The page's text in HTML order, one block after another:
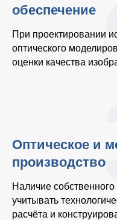
обеспечение
При проектировании
оптического
оценки качества
Оптическое и
производство
Наличие
учитывать
расчёта и